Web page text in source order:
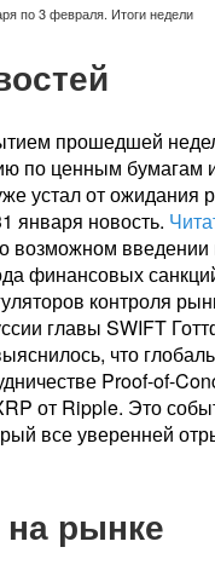
прошедшей
по ценным бумагам
устал от ожидания
января новость.
возможном
финансовых
контроля
главы SWIFT
что
Proof-of-
от Ripple. Это
все уверенней
рынке